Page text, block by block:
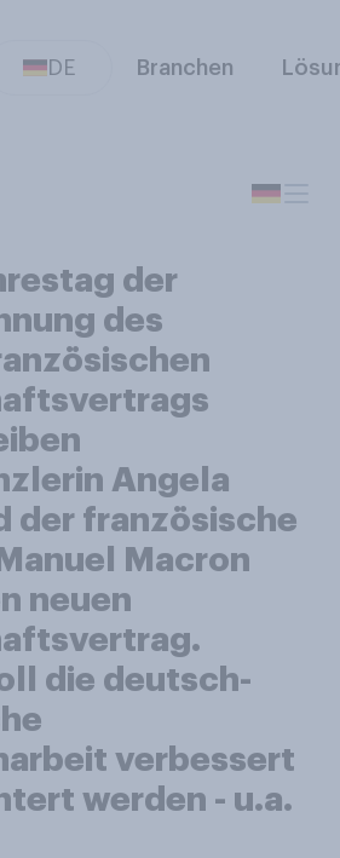
DE Branchen
der
des
Angela
der französische
Macron
neuen
die deutsch-
verbessert
werden - u.a.